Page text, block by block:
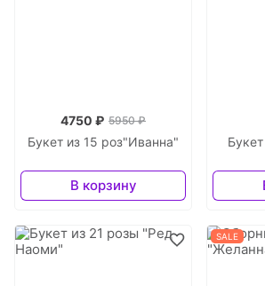
Букет из 15 роз"Иванна"
4750 ₽ 5950 ₽
В корзину
SALE